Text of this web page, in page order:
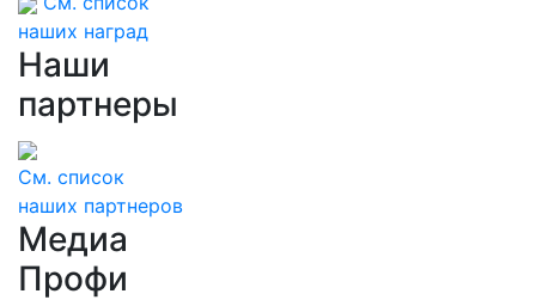
наших наград
Наши
партнеры
См. список
наших партнеров
Медиа
Профи